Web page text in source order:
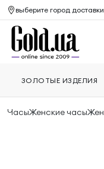
ЧасыЖенские часы
выберите город доставки
ЗОЛОТЫЕ ИЗДЕЛИЯ